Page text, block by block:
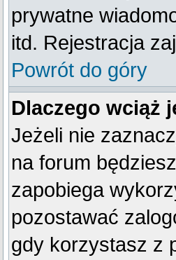
prywatne
itd. Rejestracja
Powrót do góry
Dlaczego wciąż
Jeżeli nie
na forum
zapobiega
pozostawać
gdy korzystasz z